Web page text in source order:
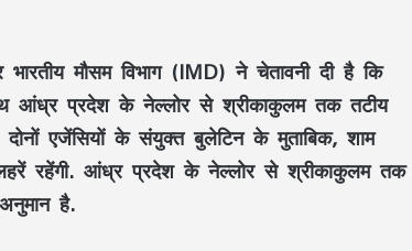
मौसम विभाग (IMD) ने चेतावनी दी है कि
आंध्र प्रदेश के नेल्लोर से श्रीकाकुलम तक तटीय
एजेंसियों के संयुक्त बुलेटिन के मुताबिक, शाम
आंध्र प्रदेश के नेल्लोर से श्रीकाकुलम तक
है.